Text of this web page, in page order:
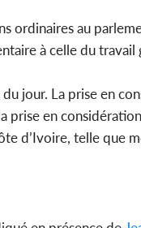
au
à celle du travail
jour. La prise en
prise en
d’Ivoire, telle que